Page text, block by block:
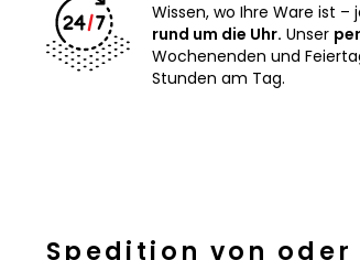
Wissen, wo Ihre Ware ist
rund um die Uhr. Unser
Wochenenden und
Stunden am Tag.
Spedition von